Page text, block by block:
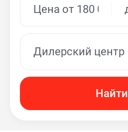
Дилерский центр
Найти